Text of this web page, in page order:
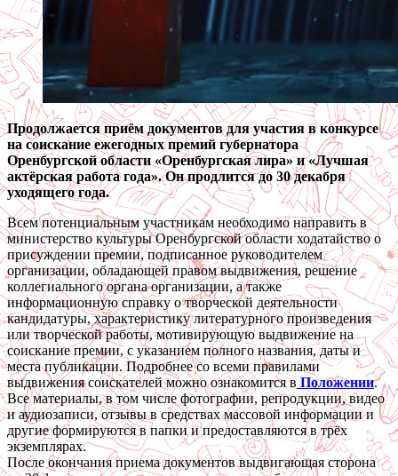
Продолжается приём документов для участия в конкурсе
на соискание ежегодных премий губернатора
Оренбургской области «Оренбургская лира» и «Лучшая
актёрская работа года». Он продлится до 30 декабря
уходящего года.
Всем потенциальным участникам необходимо направить в
министерство культуры Оренбургской области ходатайство о
присуждении премии, подписанное руководителем
организации, обладающей правом выдвижения, решение
коллегиального органа организации, а также
информационную справку о творческой деятельности
кандидатуры, характеристику литературного произведения
или творческой работы, мотивирующую выдвижение на
соискание премии, с указанием полного названия, даты и
места публикации. Подробнее со всеми правилами
выдвижения соискателей можно ознакомится вПоложении.
Все материалы, в том числе фотографии, репродукции, видео
и аудиозаписи, отзывы в средствах массовой информации и
другие формируются в папки и предоставляются в трёх
экземплярах.
После окончания приема документов выдвигающая сторона